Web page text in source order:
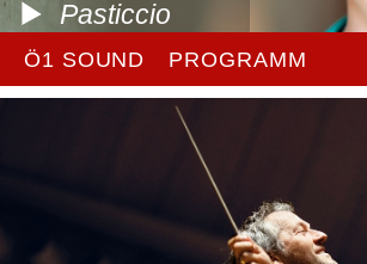
Pasticcio
Ö1 SOUND PROGRAMM